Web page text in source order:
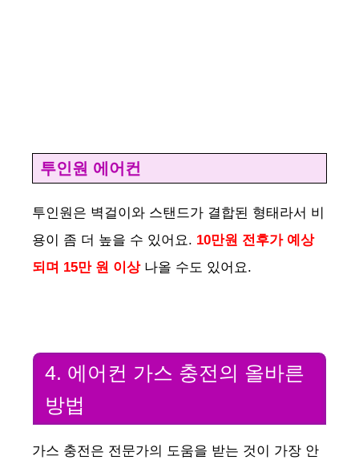
투인원 에어컨
투인원은 벽걸이와 스탠드가 결합된 형태라서 비
용이 좀 더 높을 수 있어요. 10만원 전후가 예상
되며 15만 원 이상나올 수도 있어요.
4. 에어컨 가스 충전의 올바른
방법
가스 충전은 전문가의 도움을 받는 것이 가장 안